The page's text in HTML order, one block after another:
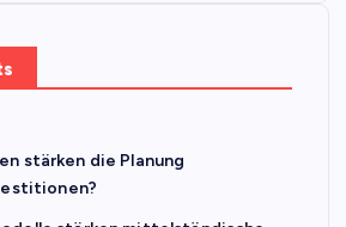
stärken die Planung